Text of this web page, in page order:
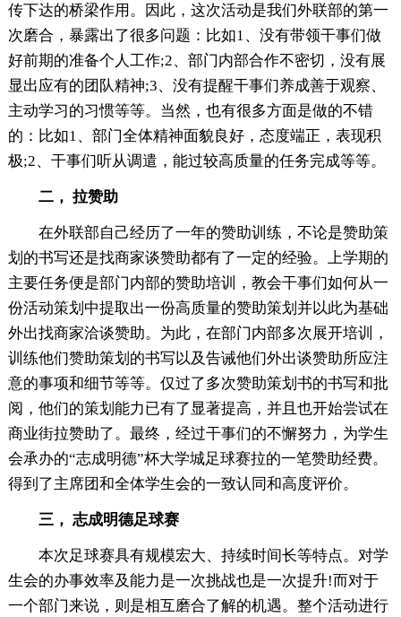
传下达的桥梁作用。因此，这次活动是我们外联部的第一
次磨合，暴露出了很多问题：比如1、没有带领干事们做
好前期的准备个人工作;2、部门内部合作不密切，没有展
显出应有的团队精神;3、没有提醒干事们养成善于观察、
主动学习的习惯等等。当然，也有很多方面是做的不错
的：比如1、部门全体精神面貌良好，态度端正，表现积
极;2、干事们听从调遣，能过较高质量的任务完成等等。
二， 拉赞助
在外联部自己经历了一年的赞助训练，不论是赞助策
划的书写还是找商家谈赞助都有了一定的经验。上学期的
主要任务便是部门内部的赞助培训，教会干事们如何从一
份活动策划中提取出一份高质量的赞助策划并以此为基础
外出找商家洽谈赞助。为此，在部门内部多次展开培训，
训练他们赞助策划的书写以及告诫他们外出谈赞助所应注
意的事项和细节等等。仅过了多次赞助策划书的书写和批
阅，他们的策划能力已有了显著提高，并且也开始尝试在
商业街拉赞助了。最终，经过干事们的不懈努力，为学生
会承办的“志成明德”杯大学城足球赛拉的一笔赞助经费。
得到了主席团和全体学生会的一致认同和高度评价。
三， 志成明德足球赛
本次足球赛具有规模宏大、持续时间长等特点。对学
生会的办事效率及能力是一次挑战也是一次提升!而对于
一个部门来说，则是相互磨合了解的机遇。整个活动进行